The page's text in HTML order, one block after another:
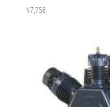
$7,758